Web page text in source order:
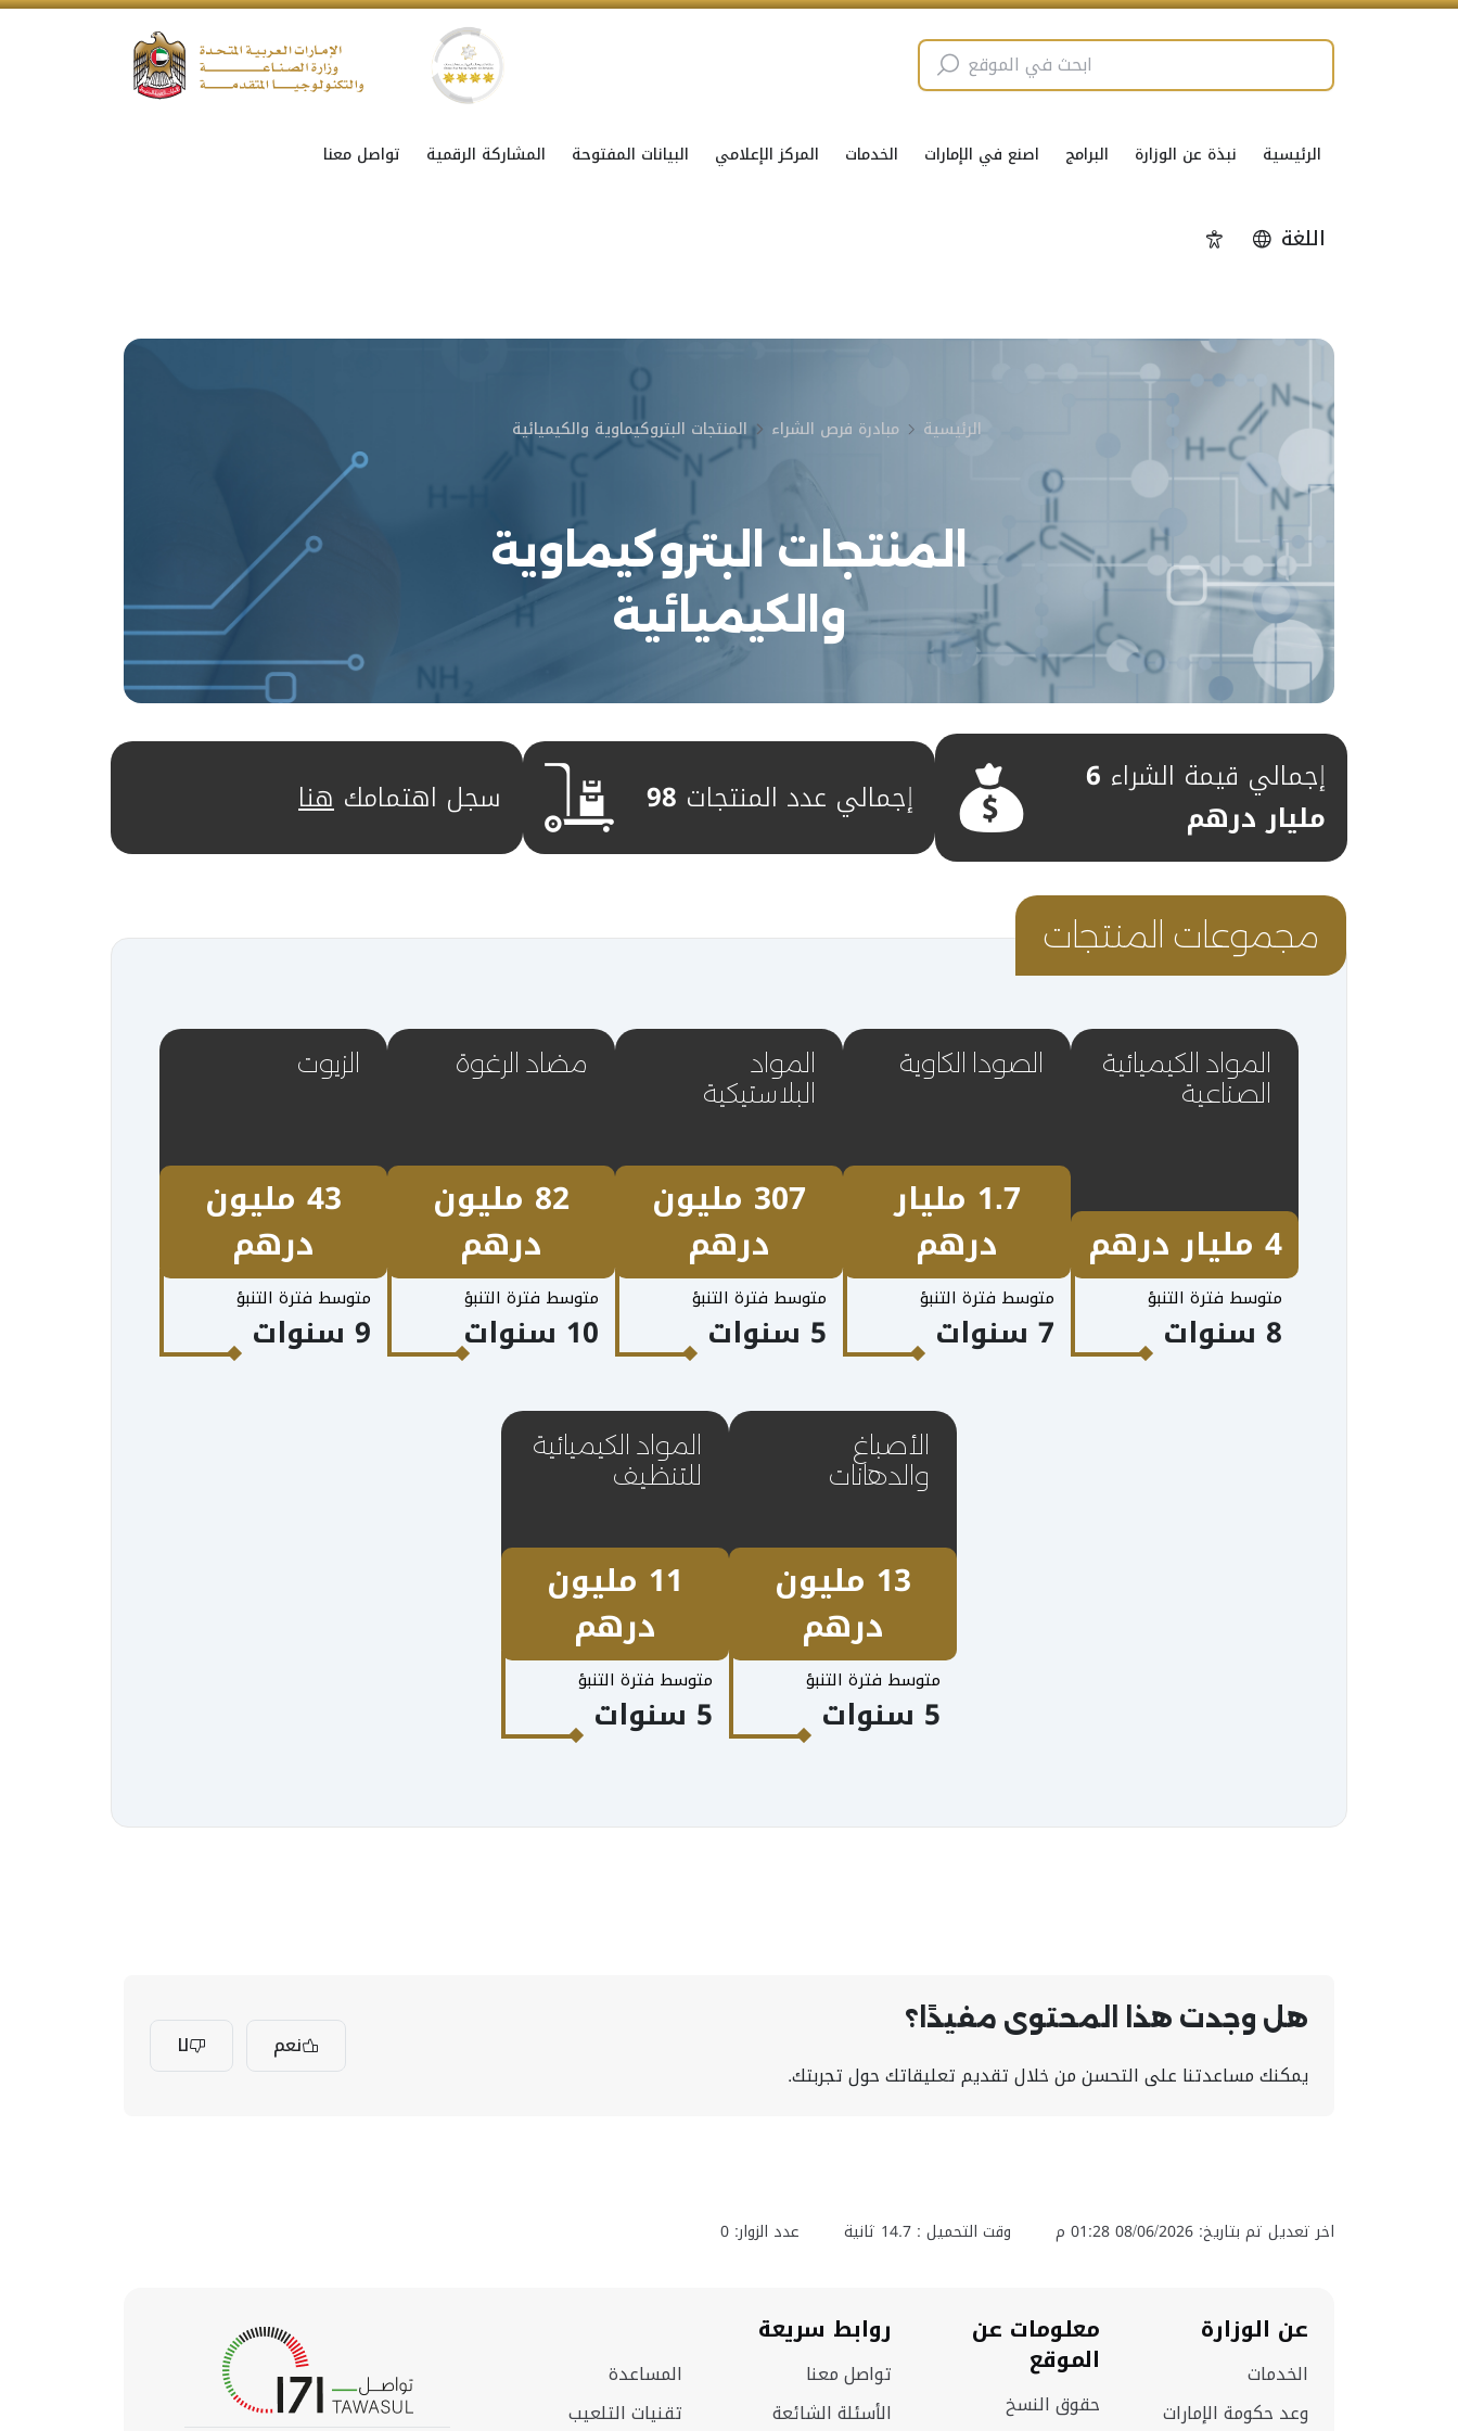
الرئيسية نبذة عن الوزارة البرامج اصنع في الإمارات الخدمات المركز الإعلامي البيانات المفتوحة المشاركة الرقمية تواصل معنا
اللغة إمكانية الوصول
الرئيسية مبادرة فرص الشراء المنتجات البتروكيماوية والكيميائية
المنتجات البتروكيماوية
والكيميائية
إجمالي قيمة الشراء 6
مليار درهم
إجمالي عدد المنتجات 98 سجل اهتمامك هنا
مجموعات المنتجات
المواد الكيميائية
الصناعية
4 مليار درهم
متوسط فترة التنبؤ
8 سنوات
الصودا الكاوية
1.7 مليار
درهم
متوسط فترة التنبؤ
7 سنوات
المواد
البلاستيكية
307 مليون
درهم
متوسط فترة التنبؤ
5 سنوات
مضاد الرغوة
82 مليون
درهم
متوسط فترة التنبؤ
10 سنوات
الزيوت
43 مليون
درهم
متوسط فترة التنبؤ
9 سنوات
الأصباغ
والدهانات
13 مليون
درهم
متوسط فترة التنبؤ
5 سنوات
المواد الكيميائية
للتنظيف
11 مليون
درهم
متوسط فترة التنبؤ
5 سنوات
هل وجدت هذا المحتوى مفيدًا؟
يمكنك مساعدتنا على التحسن من خلال تقديم تعليقاتك حول تجربتك.
نعم لا
اخر تعديل تم بتاريخ: 08/06/2026 01:28 م وقت التحميل : 14.7 ثانية عدد الزوار: 0
عن الوزارة
الخدمات
وعد حكومة الإمارات
معلومات عن
الموقع
حقوق النسخ
روابط سريعة
تواصل معنا
الأسئلة الشائعة
المساعدة
تقنيات التلعيب